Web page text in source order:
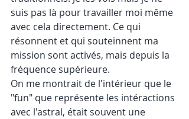
suis pas là pour travailler moi même
avec cela directement. Ce qui
résonnent et qui souteinnent ma
mission sont activés, mais depuis la
fréquence supérieure.
On me montrait de l'intérieur que le
"fun" que représente les intéractions
avec l'astral, était souvent une